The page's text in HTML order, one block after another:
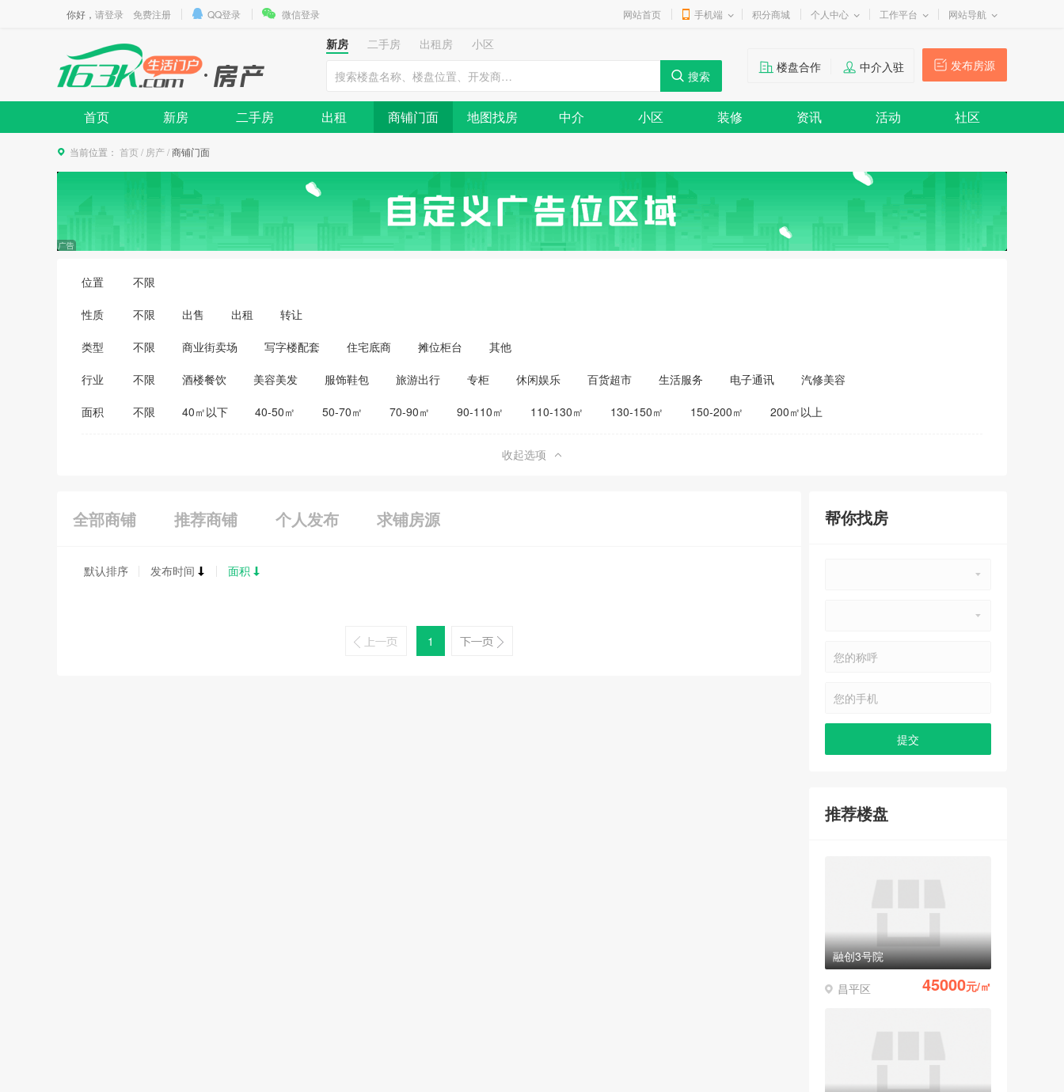
你好， 请登录 免费注册 QQ登录 微信登录 网站首页 手机端 积分商城 个人中心 工作平台 网站导航
新房 二手房 出租房
小区
发布房源
楼盘合作 中介入驻
首页 新房 二手房 出租 商铺门面 地图找房 中介 小区 装修 资讯 活动 社区
当前位置： 首页 / 房产/商铺门面
位置 不限
性质 不限 出售 出租 转让
类型 不限 商业街卖场 写字楼配套 住宅底商 摊位柜台 其他
行业 不限 酒楼餐饮 美容美发 服饰鞋包 旅游出行 专柜 休闲娱乐 百货超市 生活服务 电子通讯
汽修美容
医药保健
家居建材
面积 不限 40㎡以下 40-50㎡ 50-70㎡ 70-90㎡ 90-110㎡ 110-130㎡ 130-150㎡ 150-200㎡ 200㎡以上
收起选项
全部商铺 推荐商铺 个人发布 求铺房源
默认排序 发布时间 面积
1
帮你找房
推荐楼盘
融创3号院
昌平区 45000元/㎡